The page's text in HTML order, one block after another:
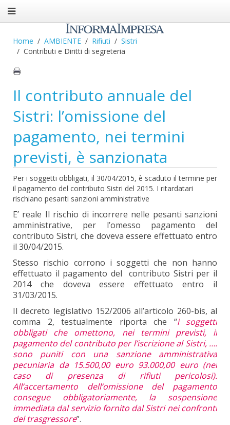
Home AMBIENTE Rifiuti
Sistri
Contributi e Diritti di segreteria
Il contributo annuale del
Sistri: l’omissione del
pagamento, nei termini
previsti, è sanzionata
Per i soggetti obbligati, il 30/04/2015, è scaduto il termine per
il pagamento del contributo Sistri del 2015. I ritardatari
rischiano pesanti sanzioni amministrative
E’ reale Il rischio di incorrere nelle pesanti sanzioni
amministrative, per l’omesso pagamento del
contributo Sistri, che doveva essere effettuato entro
il 30/04/2015.
Stesso rischio corrono i soggetti che non hanno
effettuato il pagamento del contributo Sistri per il
2014 che doveva essere effettuato entro il
31/03/2015.
Il decreto legislativo 152/2006 all’articolo 260-bis, al
comma 2, testualmente riporta che “i soggetti
obbligati che omettono, nei termini previsti, il
pagamento del contributo per l’iscrizione al Sistri, ….
sono puniti con una sanzione amministrativa
pecuniaria da 15.500,00 euro 93.000,00 euro (nel
caso di presenza di rifiuti pericolosi).
All’accertamento dell’omissione del pagamento
consegue obbligatoriamente, la sospensione
immediata dal servizio fornito dal Sistri nei confronti
del trasgressore”.